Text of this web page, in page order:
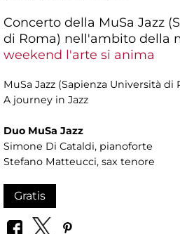
Concerto della MuSa Jazz
di Roma) nell'ambito della
weekend l'arte si anima
MuSa Jazz (Sapienza Università di
A journey in Jazz
Duo MuSa Jazz
Simone Di Cataldi, pianoforte
Stefano Matteucci, sax tenore
Gratis